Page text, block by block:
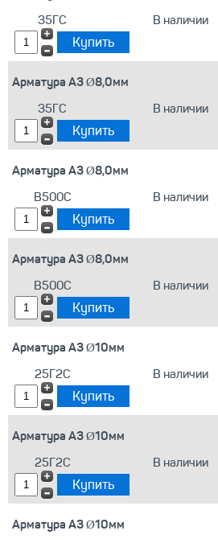
35ГС В наличии
Арматура А3 Ø8,0мм
35ГС
В наличии
Арматура А3 Ø8,0мм
В500С
В наличии
Арматура А3 Ø8,0мм
В500С
В наличии
Арматура А3 Ø10мм
25Г2С
В наличии
Арматура А3 Ø10мм
25Г2С
В наличии
Арматура А3 Ø10мм